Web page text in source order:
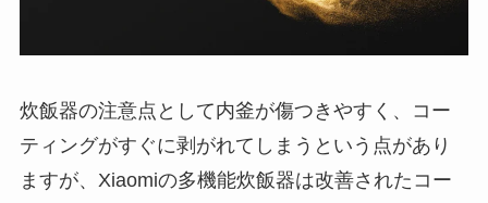
炊飯器の注意点として内釜が傷つきやすく、コー
ティングがすぐに剥がれてしまうという点があり
ますが、Xiaomiの多機能炊飯器は改善されたコー